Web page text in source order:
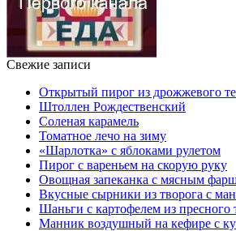
Свежие записи
Открытый пирог из дрожжевого
Штоллен Рождественский
Соленая карамель
Томатное лечо на зиму
«Шарлотка» с яблоками рулетом
Пирог с вареньем на скорую руку
Овощная запеканка с мясным
Вкусные сырники из творога с
Шаньги с картофелем из пресного
Манник воздушный на кефире с